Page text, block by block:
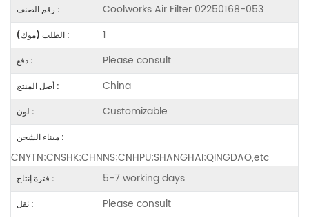
رقم الصنف : Coolworks Air Filter 02250168-053
الطلب (موك) : 1
دفع : Please consult
أصل المنتج : China
لون : Customizable
ميناء الشحن :
CNYTN;CNSHK;CHNNS;CNHPU;SHANGHAI;QINGDAO,etc
فترة إنتاج : 5-7 working days
ثقل : Please consult